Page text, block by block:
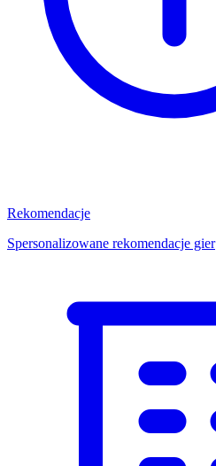
Rekomendacje
Spersonalizowane rekomendacje gier